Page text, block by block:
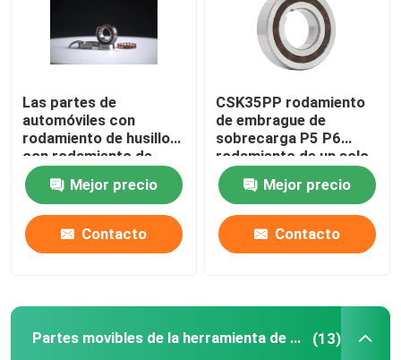
Los rodamientos de bolas de rodillo
Partes movibles de la herramienta de carburo
Abrasivos de unión de resina
Abrasivos de unión metálica
Abrasivos aglomerados vitrificados
Las partes de
automóviles con
rodamiento de husillo
con rodamiento de
bola de contacto
angular sellado 70, 72,
718, 719 para
máquinas herramienta
Sp
Mejor precio
Contacto
CSK35PP rodamiento
de embrague de
sobrecarga P5 P6
rodamiento de un solo
sentido
Mejor precio
Contacto
Partes movibles de la herramienta de carburo (13)